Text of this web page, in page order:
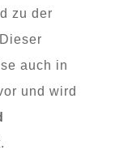
zu der
auch in
und wird